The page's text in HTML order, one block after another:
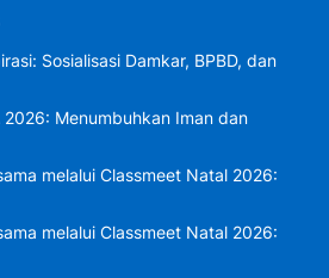
Sosialisasi Damkar, BPBD, dan
2026: Menumbuhkan Iman dan
melalui Classmeet Natal 2026:
melalui Classmeet Natal 2026: